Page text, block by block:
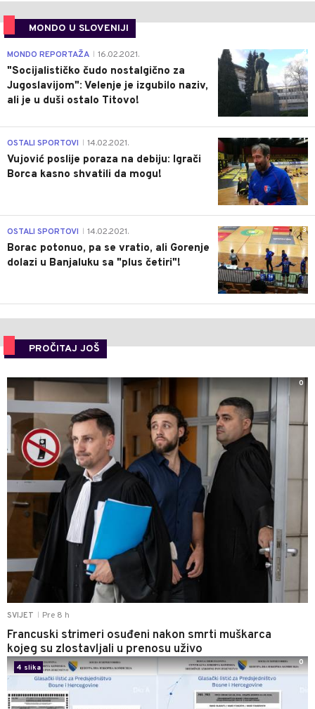
MONDO U SLOVENIJI
4
MONDO REPORTAŽA 16.02.2021.
"Socijalističko čudo nostalgično za
Jugoslavijom": Velenje je izgubilo naziv,
ali je u duši ostalo Titovo!
1
OSTALI SPORTOVI 14.02.2021.
Vujović poslije poraza na debiju: Igrači
Borca kasno shvatili da mogu!
3
OSTALI SPORTOVI 14.02.2021.
Borac potonuo, pa se vratio, ali Gorenje
dolazi u Banjaluku sa "plus četiri"!
PROČITAJ JOŠ
SVIJET Pre 8 h
Francuski strimeri osuđeni nakon smrti muškarca
kojeg su zlostavljali u prenosu uživo
0
4 slika
0